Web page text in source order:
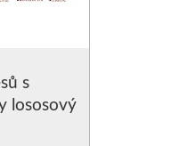
s
lososový